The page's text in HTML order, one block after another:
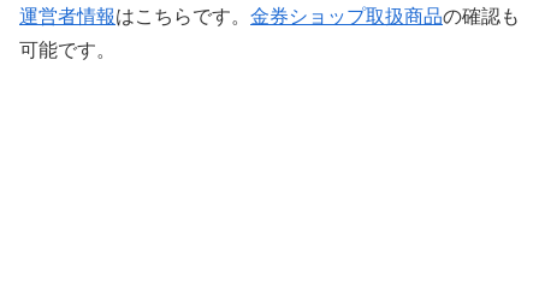
運営者情報はこちらです。 金券ショップ取扱商品の確認も
可能です。